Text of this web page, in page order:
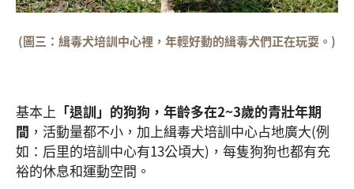
(圖三：緝毒犬培訓中心裡，年輕好動的緝毒犬們正在玩耍。)
基本上 「退訓」的狗狗，年齡多在2~3歲的青壯年期
間 ，活動量都不小，加上緝毒犬培訓中心占地廣大(例
如：后里的培訓中心有13公頃大)，每隻狗狗也都有充
裕的休息和運動空間。